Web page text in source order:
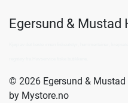
Egersund & Mustad
© 2026 Egersund & Mustad
by Mystore.no